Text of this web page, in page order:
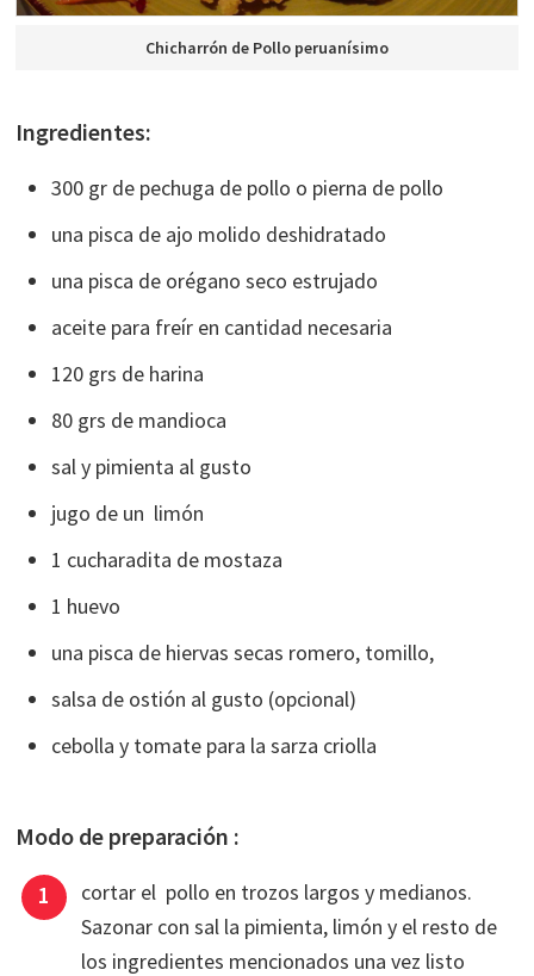
Chicharrón de Pollo peruanísimo
Ingredientes:
300 gr de pechuga de pollo o pierna de pollo
una pisca de ajo molido deshidratado
una pisca de orégano seco estrujado
aceite para freír en cantidad necesaria
120 grs de harina
80 grs de mandioca
sal y pimienta al gusto
jugo de un limón
1 cucharadita de mostaza
1 huevo
una pisca de hiervas secas romero, tomillo,
salsa de ostión al gusto (opcional)
cebolla y tomate para la sarza criolla
Modo de preparación :
cortar el pollo en trozos largos y medianos.
Sazonar con sal la pimienta, limón y el resto de
los ingredientes mencionados una vez listo